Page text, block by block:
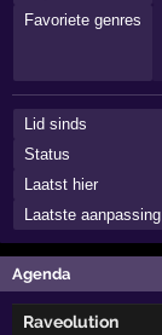
Favoriete genres
Lid sinds
Status
Laatst hier
Laatste aanpassing
Agenda
Raveolution